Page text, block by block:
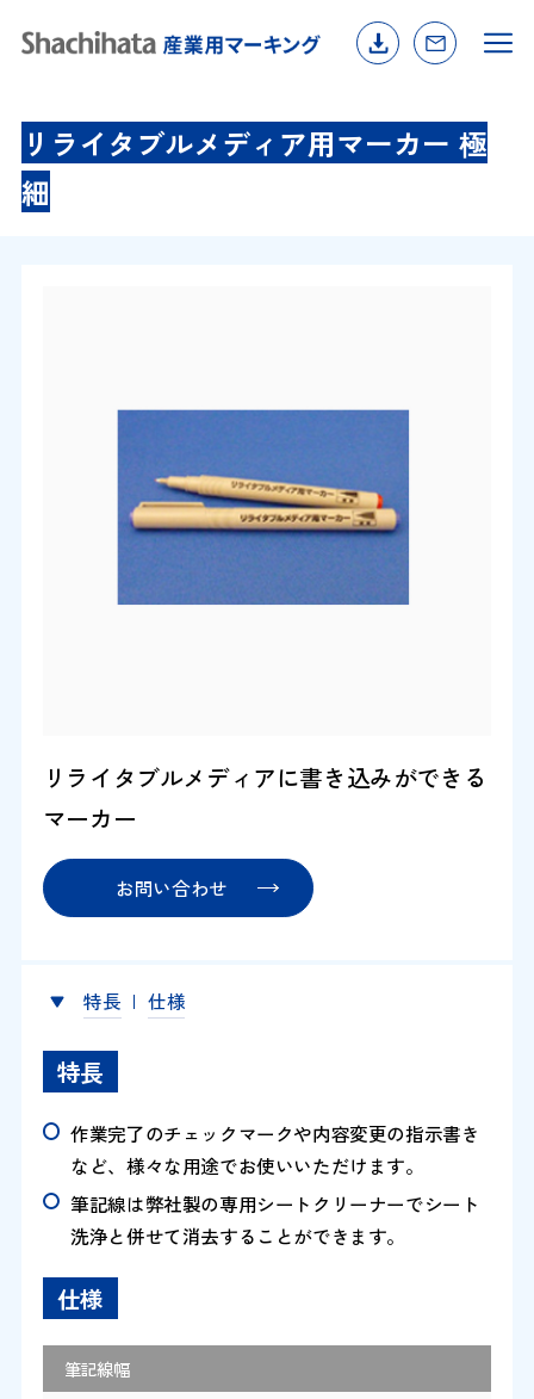
リライタブルメディア用マーカー 極
細
リライタブルメディアに書き込みができる
マーカー
お問い合わせ
特長 仕様
特長
作業完了のチェックマークや内容変更の指示書き
など、様々な用途でお使いいただけます。
筆記線は弊社製の専用シートクリーナーでシート
洗浄と併せて消去することができます。
仕様
筆記線幅